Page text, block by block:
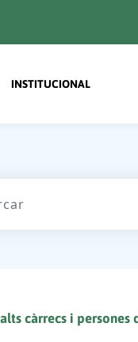
Navegacion
INSTITUCIONAL
càrrecs i